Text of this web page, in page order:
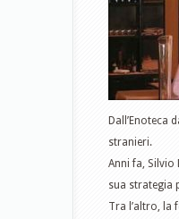
stranieri.
Anni fa,
sua strategia
Tra l’altro, la